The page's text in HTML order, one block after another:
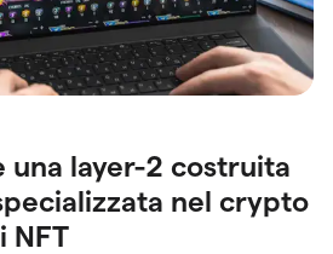
una layer-2 costruita
nel crypto
NFT